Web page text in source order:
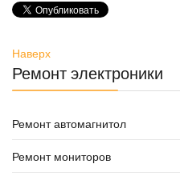
Наверх
Ремонт электроники
Ремонт автомагнитол
Ремонт мониторов